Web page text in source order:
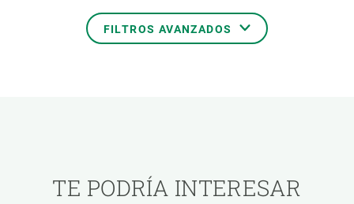
FILTROS AVANZADOS
FORMATO
TE PODRÍA INTERESAR